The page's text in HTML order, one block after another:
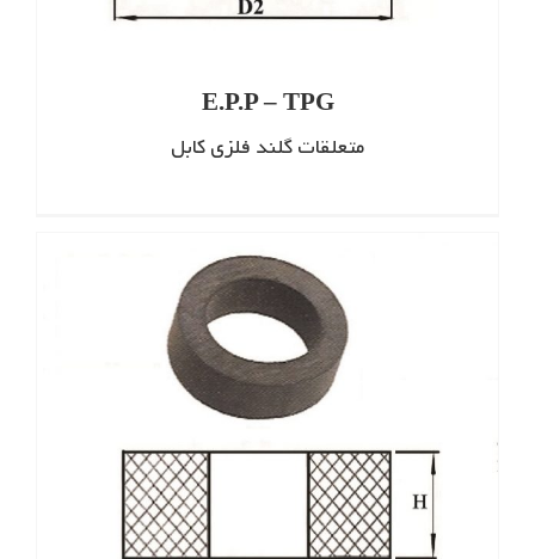
E.P.P – TPG
متعلقات گلند فلزی کابل